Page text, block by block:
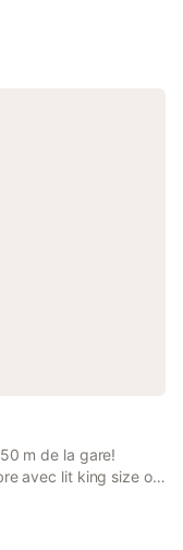
m de la gare!
avec lit king size ou
équipée, salle de
végétalisée. 300 m
négociés.